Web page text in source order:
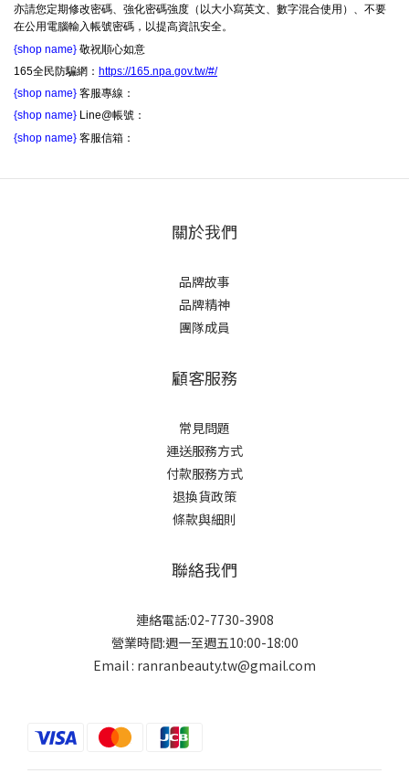
亦請您定期修改密碼、強化密碼強度（以大小寫英文、數字混合使用）、不要
在公用電腦輸入帳號密碼，以提高資訊安全。
{shop name} 敬祝順心如意
165全民防騙網： https://165.npa.gov.tw/#/
{shop name} 客服專線：
{shop name} Line@帳號：
{shop name} 客服信箱：
關於我們
品牌故事
品牌精神
團隊成員
顧客服務
常見問題
運送服務方式
付款服務方式
退換貨政策
條款與細則
聯絡我們
連絡電話:02-7730-3908
營業時間:週一至週五10:00-18:00
Email : ranranbeauty.tw@gmail.com